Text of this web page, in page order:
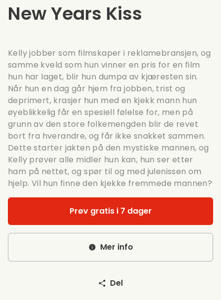
New Years Kiss
Kelly jobber som filmskaper i reklamebransjen, og
samme kveld som hun vinner en pris for en film
hun har laget, blir hun dumpa av kjæresten sin.
Når hun en dag går hjem fra jobben, trist og
deprimert, krasjer hun med en kjekk mann hun
øyeblikkelig får en spesiell følelse for, men på
grunn av den store folkemengden blir de revet
bort fra hverandre, og får ikke snakket sammen.
Dette starter jakten på den mystiske mannen, og
Kelly prøver alle midler hun kan, hun ser etter
ham på nettet, og spør til og med julenissen om
hjelp. Vil hun finne den kjekke fremmede mannen?
Prøv gratis i 7 dager
Mer info
Del